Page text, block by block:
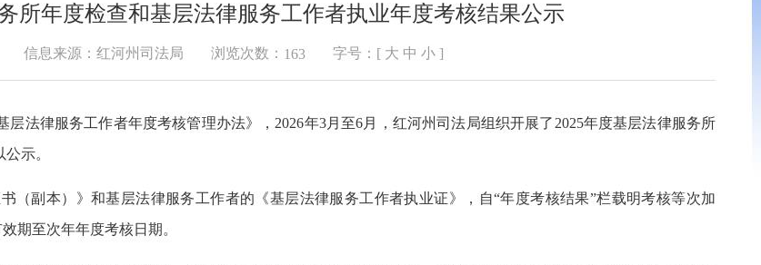
所年度检查和基层法律服务工作者执业年度考核结果公示
信息来源：红河州司法局 浏览次数： 163 字号：[ 大 中 小 ]
法律服务工作者年度考核管理办法》，2026年3月至6月，红河州司法局组织开展了2025年度基层法律服务所
示。
（副本）》和基层法律服务工作者的《基层法律服务工作者执业证》，自“年度考核结果”栏载明考核等次加
期至次年年度考核日期。